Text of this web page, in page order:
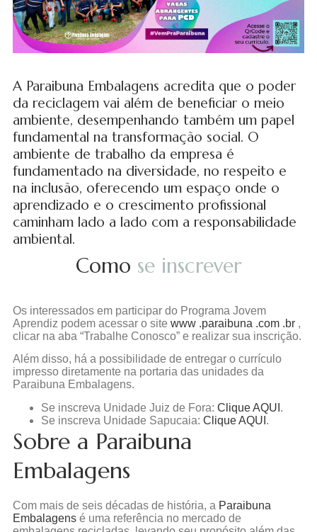
A Paraibuna Embalagens acredita que o poder
da reciclagem vai além de beneficiar o meio
ambiente, desempenhando também um papel
fundamental na transformação social. O
ambiente de trabalho da empresa é
fundamentado na diversidade, no respeito e
na inclusão, oferecendo um espaço onde o
aprendizado e o crescimento profissional
caminham lado a lado com a responsabilidade
ambiental.
Como se inscrever
Os interessados ​​em participar do Programa Jovem
Aprendiz podem acessar o site www .paraibuna .com .br ,
clicar na aba “Trabalhe Conosco” e realizar sua inscrição.
Além disso, há a possibilidade de entregar o currículo
impresso diretamente na portaria das unidades da
Paraibuna Embalagens.
Se inscreva Unidade Juiz de Fora: Clique AQUI .
Se inscreva Unidade Sapucaia: Clique AQUI .
Sobre a Paraibuna
Embalagens
Com mais de seis décadas de história, a Paraibuna
Embalagens é uma referência no mercado de